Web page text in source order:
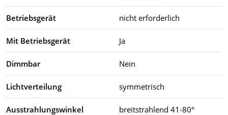
Betriebsgerät nicht erforderlich
Mit Betriebsgerät Ja
Dimmbar Nein
Lichtverteilung symmetrisch
Ausstrahlungswinkel breitstrahlend 41-80°